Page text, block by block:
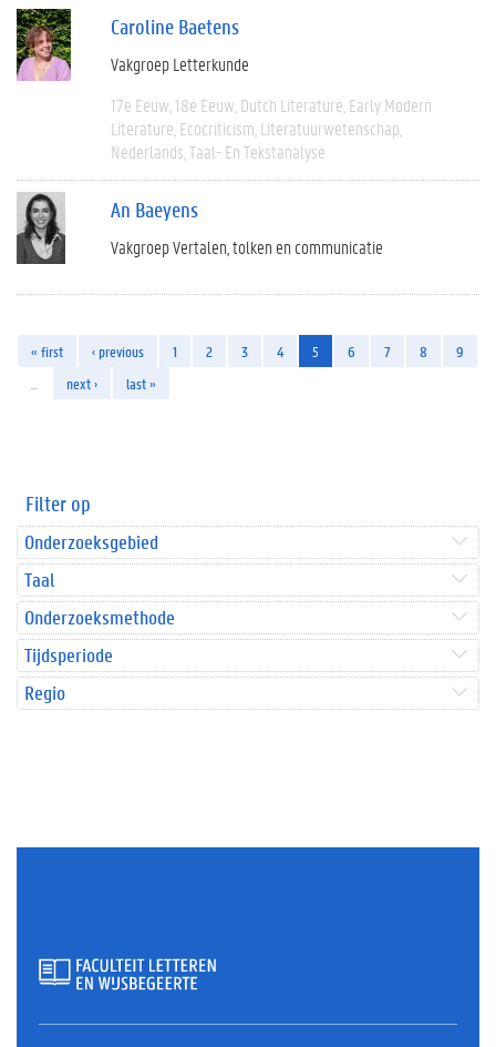
Caroline Baetens
Vakgroep Letterkunde
17e Eeuw 18e Eeuw Dutch Literature Early Modern
Literature Ecocriticism Literatuurwetenschap
Nederlands Taal- En Tekstanalyse
An Baeyens
Vakgroep Vertalen, tolken en communicatie
« first ‹ previous 1 2 3 4 5 6 7 8
9
next › last »
Filter op
Onderzoeksgebied
Taal
Onderzoeksmethode
Tijdsperiode
Regio